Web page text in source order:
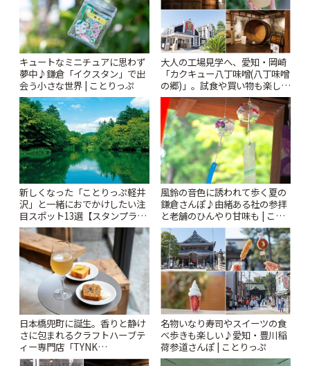
キュートなミニチュアに思わず
夢中♪鎌倉「イクスタン」で出
会う小さな世界 | ことりっぷ
大人の工場見学へ、愛知・岡崎
「カクキュー八丁味噌(八丁味噌
の郷)」。試食や買い物も楽しみ
♪ | ことりっぷ
新しくなった「ことりっぷ軽井
沢」と一緒におでかけしたい注
目スポット13選【スタンプラリ
ー開催中】 | ことりっぷ
風鈴の音色に誘われて歩く夏の
鎌倉さんぽ♪由緒ある社の参拝
と老舗のひんやり甘味も | こと
りっぷ
日本橋兜町に誕生。香りと静け
さに包まれるクラフトハーブテ
ィー専門店「TYNK
Kabutocho」 | ことりっぷ
名物いなり寿司やスイーツの食
べ歩きも楽しい♪愛知・豊川稲
荷参道さんぽ | ことりっぷ